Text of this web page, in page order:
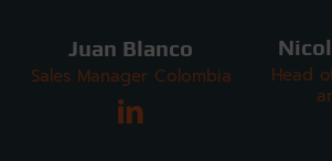
Juan Blanco
Sales Manager Colombia
Head